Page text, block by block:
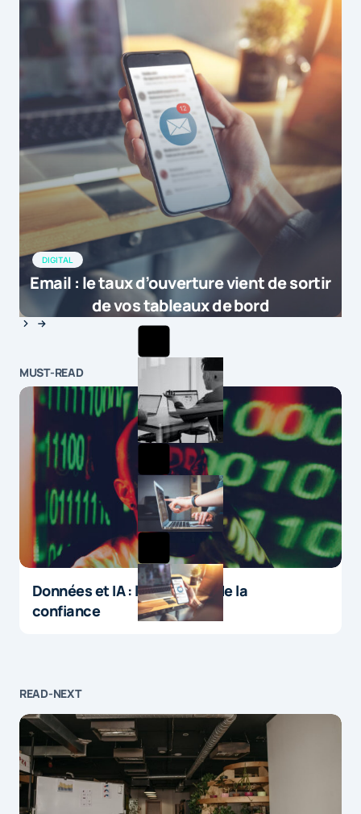
DIGITAL
Email : le taux d’ouverture vient de sortir
de vos tableaux de bord
MUST-READ
Données et IA : le paradoxe de la
confiance
READ-NEXT